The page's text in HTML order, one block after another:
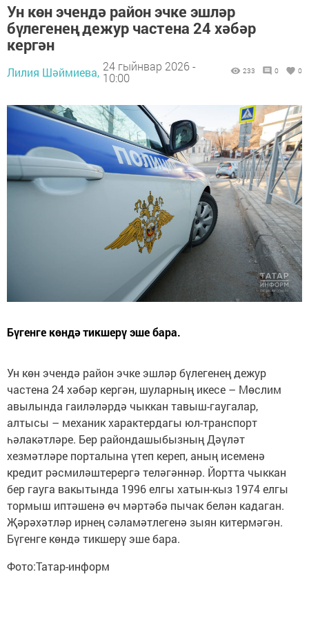
Ун көн эчендә район эчке эшләр
бүлегенең дежур частена 24 хәбәр
кергән
Лилия Шәймиева, 24 гыйнвар 2026 -
10:00
233 0 0
Бүгенге көндә тикшерү эше бара.
Ун көн эчендә район эчке эшләр бүлегенең дежур
частена 24 хәбәр кергән, шуларның икесе – Мөслим
авылында гаиләләрдә чыккан тавыш-гаугалар,
алтысы – механик характердагы юл-транспорт
һәлакәтләре. Бер райондашыбызның Дәүләт
хезмәтләре порталына үтеп кереп, аның исеменә
кредит рәсмиләштерергә теләгәннәр. Йортта чыккан
бер гауга вакытында 1996 елгы хатын-кыз 1974 елгы
тормыш иптәшенә өч мәртәбә пычак белән кадаган.
Җәрәхәтләр ирнең сәламәтлегенә зыян китермәгән.
Бүгенге көндә тикшерү эше бара.
Фото:Татар-информ